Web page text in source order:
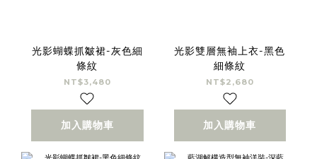
光影蝴蝶抓皺裙-灰色細
條紋
NT$3,480
加入購物車
光影雙層無袖上衣-黑色
細條紋
NT$2,680
加入購物車